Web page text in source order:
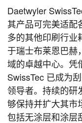
Daetwyler
其产品可完美适配
多的其他印刷行业
于瑞士布莱恩巴赫
域的卓越中心。凭
SwissTec 已成为
领导者。持续的研
够保持并扩大其市
包括无涂层和涂层